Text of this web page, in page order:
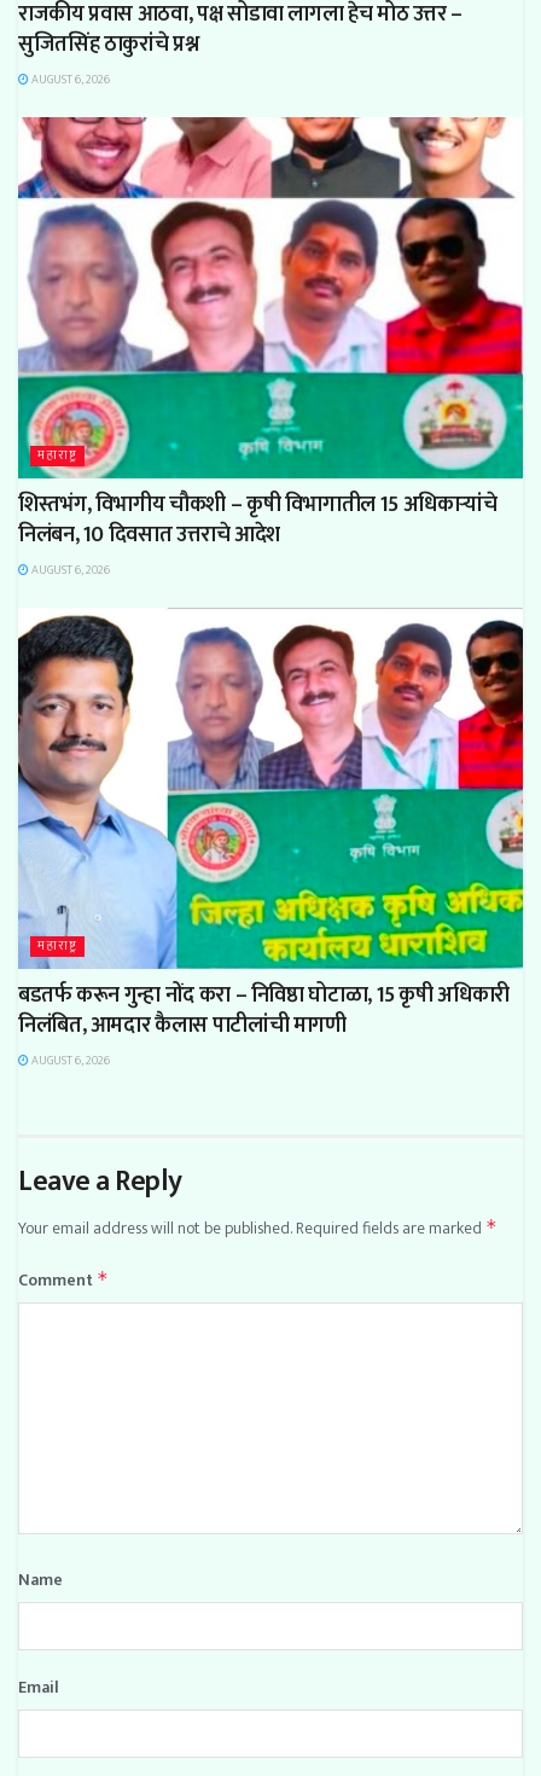
राजकीय प्रवास आठवा, पक्ष सोडावा लागला हेच मोठ उत्तर –
सुजितसिंह ठाकुरांचे प्रश्न
AUGUST 6, 2026
महाराष्ट्र
शिस्तभंग, विभागीय चौकशी – कृषी विभागातील 15 अधिकाऱ्यांचे
निलंबन, 10 दिवसात उत्तराचे आदेश
AUGUST 6, 2026
महाराष्ट्र
बडतर्फ करून गुन्हा नोंद करा – निविष्ठा घोटाळा, 15 कृषी अधिकारी
निलंबित, आमदार कैलास पाटीलांची मागणी
AUGUST 6, 2026
Leave a Reply
Your email address will not be published.Required fields are marked *
Comment *
Name
Email